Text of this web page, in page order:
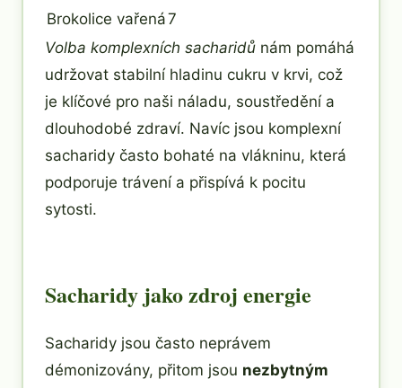
Brokolice vařená7
Volba komplexních sacharidů nám pomáhá
udržovat stabilní hladinu cukru v krvi, což
je klíčové pro naši náladu, soustředění a
dlouhodobé zdraví. Navíc jsou komplexní
sacharidy často bohaté na vlákninu, která
podporuje trávení a přispívá k pocitu
sytosti.
Sacharidy jako zdroj energie
Sacharidy jsou často neprávem
démonizovány, přitom jsou nezbytným